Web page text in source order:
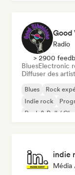
Good
Radio
> 2900
BluesElectronic
Diffuser des
Blues Rock
Indie rock
Rock & Roll /
indie
Média